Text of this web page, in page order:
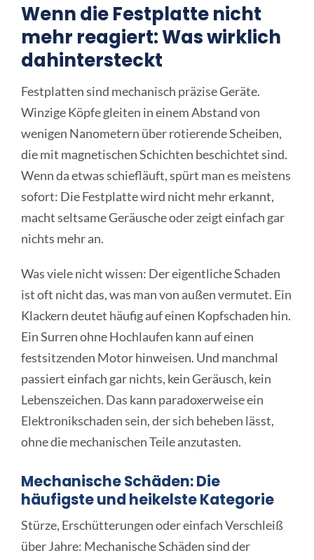
Wenn die Festplatte nicht
mehr reagiert: Was wirklich
dahintersteckt
Festplatten sind mechanisch präzise Geräte.
Winzige Köpfe gleiten in einem Abstand von
wenigen Nanometern über rotierende Scheiben,
die mit magnetischen Schichten beschichtet sind.
Wenn da etwas schiefläuft, spürt man es meistens
sofort: Die Festplatte wird nicht mehr erkannt,
macht seltsame Geräusche oder zeigt einfach gar
nichts mehr an.
Was viele nicht wissen: Der eigentliche Schaden
ist oft nicht das, was man von außen vermutet. Ein
Klackern deutet häufig auf einen Kopfschaden hin.
Ein Surren ohne Hochlaufen kann auf einen
festsitzenden Motor hinweisen. Und manchmal
passiert einfach gar nichts, kein Geräusch, kein
Lebenszeichen. Das kann paradoxerweise ein
Elektronikschaden sein, der sich beheben lässt,
ohne die mechanischen Teile anzutasten.
Mechanische Schäden: Die
häufigste und heikelste Kategorie
Stürze, Erschütterungen oder einfach Verschleiß
über Jahre: Mechanische Schäden sind der